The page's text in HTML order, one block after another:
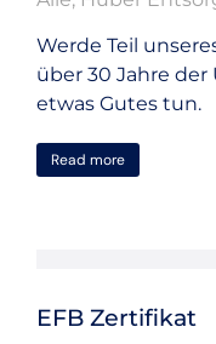
Werde Teil
über 30 Jahre
etwas Gutes tun.
Read more
EFB Zertifikat